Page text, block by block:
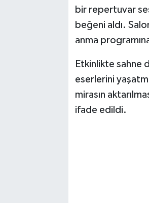
bir repertuvar
beğeni aldı.
anma
Etkinlikte sahne
eserlerini
mirasın
ifade edildi.